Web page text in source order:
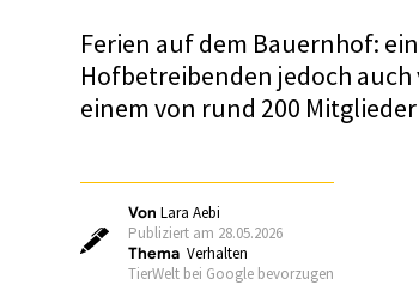
Ferien auf dem Bauernhof:
Hofbetreibenden jedoch auch
einem von rund 200
VonLara Aebi
Publiziert am 28.05.2026
Thema Verhalten
TierWelt bei Google bevorzugen